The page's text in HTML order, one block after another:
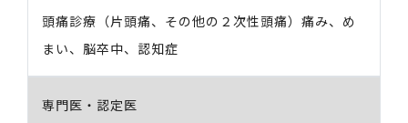
頭痛診療（片頭痛、その他の２次性頭痛）痛み、め
まい、脳卒中、認知症
専門医・認定医